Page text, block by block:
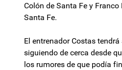
Colón de Santa Fe y
Santa Fe.
El entrenador Costas
siguiendo de cerca desde
los rumores de que podía